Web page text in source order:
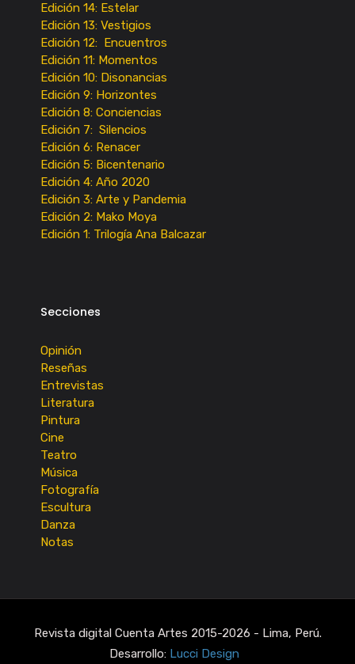
Edición 14: Estelar
Edición 13: Vestigios
Edición 12: Encuentros
Edición 11: Momentos
Edición 10: Disonancias
Edición 9: Horizontes
Edición 8: Conciencias
Edición 7: Silencios
Edición 6: Renacer
Edición 5: Bicentenario
Edición 4: Año 2020
Edición 3: Arte y Pandemia
Edición 2: Mako Moya
Edición 1: Trilogía Ana Balcazar
Secciones
Opinión
Reseñas
Entrevistas
Literatura
Pintura
Cine
Teatro
Música
Fotografía
Escultura
Danza
Notas
Revista digital Cuenta Artes 2015-2026 - Lima, Perú.
Desarrollo: Lucci Design